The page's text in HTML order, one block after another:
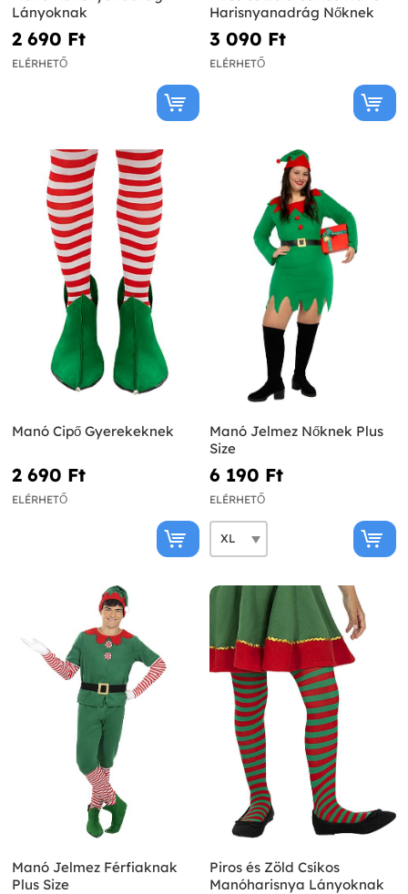
Lányoknak
2 690 Ft‎
ELÉRHETŐ
Harisnyanadrág Nőknek
3 090 Ft‎
ELÉRHETŐ
Manó Cipő Gyerekeknek
2 690 Ft‎
ELÉRHETŐ
Manó Jelmez Nőknek Plus
Size
6 190 Ft‎
ELÉRHETŐ
Manó Jelmez Férfiaknak
Plus Size
Piros és Zöld Csíkos
Manóharisnya Lányoknak